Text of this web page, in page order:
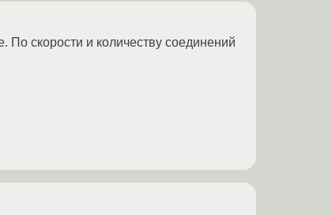
скорости и количеству соединений